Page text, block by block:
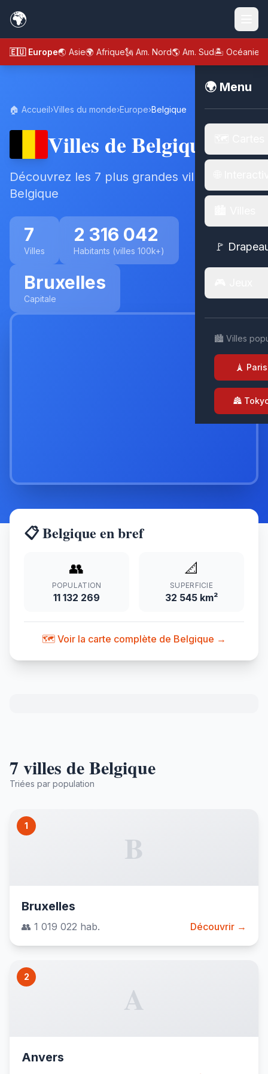
🌍
🇪🇺 Europe🌏 Asie🌍 Afrique🗽 Am. Nord🌎 Am. Sud🏝️ Océanie
🌍 Menu
🚩
🏙️ Villes
🗼 Paris
🏯
🏠 Accueil›Villes du monde›Europe›Belgique
Villes de Belgique
Découvrez les 7 plus grandes villes de
Belgique
7
Villes
2 316 042
Habitants (villes 100k+)
Bruxelles
Capitale
📋 Belgique en bref
👥
POPULATION
11 132 269
📐
SUPERFICIE
32 545 km²
🗺️ Voir la carte complète de Belgique →
7 villes de Belgique
Triées par population
1
B
Bruxelles
👥 1 019 022 hab. Découvrir →
2
A
Anvers